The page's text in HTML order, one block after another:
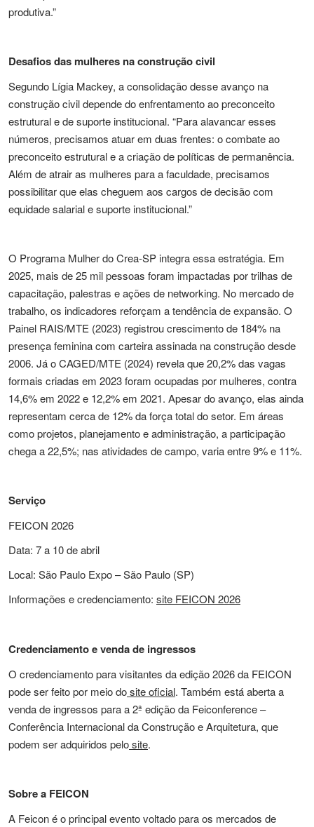
produtiva.”
Desafios das mulheres na construção civil
Segundo Lígia Mackey, a consolidação desse avanço na
construção civil depende do enfrentamento ao preconceito
estrutural e de suporte institucional. “Para alavancar esses
números, precisamos atuar em duas frentes: o combate ao
preconceito estrutural e a criação de políticas de permanência.
Além de atrair as mulheres para a faculdade, precisamos
possibilitar que elas cheguem aos cargos de decisão com
equidade salarial e suporte institucional.”
O Programa Mulher do Crea-SP integra essa estratégia. Em
2025, mais de 25 mil pessoas foram impactadas por trilhas de
capacitação, palestras e ações de networking. No mercado de
trabalho, os indicadores reforçam a tendência de expansão. O
Painel RAIS/MTE (2023) registrou crescimento de 184% na
presença feminina com carteira assinada na construção desde
2006. Já o CAGED/MTE (2024) revela que 20,2% das vagas
formais criadas em 2023 foram ocupadas por mulheres, contra
14,6% em 2022 e 12,2% em 2021. Apesar do avanço, elas ainda
representam cerca de 12% da força total do setor. Em áreas
como projetos, planejamento e administração, a participação
chega a 22,5%; nas atividades de campo, varia entre 9% e 11%.
Serviço
FEICON 2026
Data: 7 a 10 de abril
Local: São Paulo Expo – São Paulo (SP)
Informações e credenciamento: site FEICON 2026
Credenciamento e venda de ingressos
O credenciamento para visitantes da edição 2026 da FEICON
pode ser feito por meio dosite oficial. Também está aberta a
venda de ingressos para a 2ª edição da Feiconference –
Conferência Internacional da Construção e Arquitetura, que
podem ser adquiridos pelosite.
Sobre a FEICON
A Feicon é o principal evento voltado para os mercados de